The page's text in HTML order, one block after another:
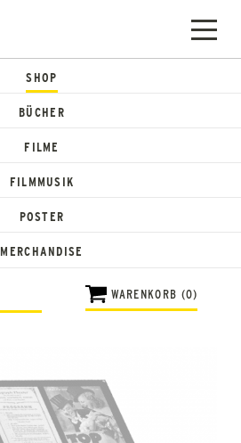
SHOP
BÜCHER
FILME
FILMMUSIK
POSTER
MERCHANDISE
WARENKORB (0)